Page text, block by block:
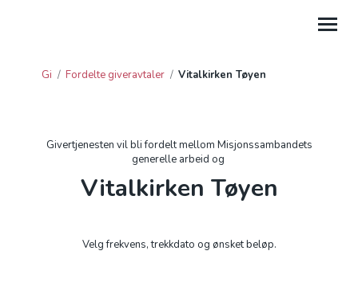
FORDELTE GIVERAVTALER
Gi / Fordelte giveravtaler / Vitalkirken Tøyen
Givertjenesten vil bli fordelt mellom Misjonssambandets
generelle arbeid og
Vitalkirken Tøyen
Velg frekvens, trekkdato og ønsket beløp.